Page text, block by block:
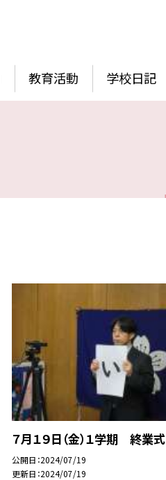
教育活動 学校日記
７月１９日（金）１学期 終業式
公開日 2024/07/19
更新日 2024/07/19